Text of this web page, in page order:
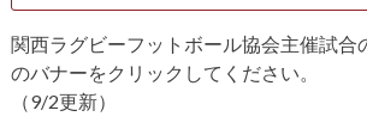
関西ラグビーフットボール協会主催試合
のバナーをクリックしてください。
（9/2更新）